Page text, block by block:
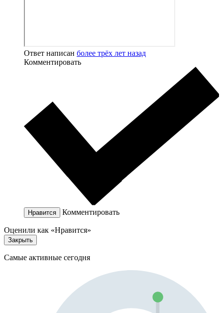
Ответ написан более трёх лет назад
Комментировать
Нравится Комментировать
Оценили как «Нравится»
Закрыть
Самые активные сегодня